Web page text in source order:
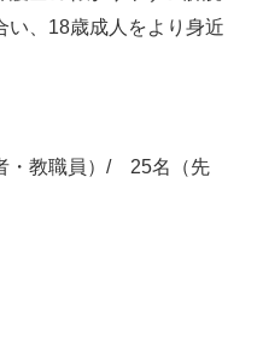
い、18歳成人をより身近
・教職員）/ 25名（先